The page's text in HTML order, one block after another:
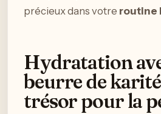
précieux dans votre routine
Hydratation
beurre de
trésor pour la